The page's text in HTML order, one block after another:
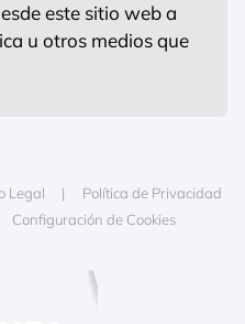
este sitio web a
u otros medios que
Legal
Política de Privacidad
Configuración de Cookies